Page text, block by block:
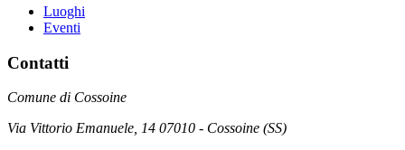
Luoghi
Eventi
Contatti
Comune di Cossoine
Via Vittorio Emanuele, 14 07010 - Cossoine (SS)